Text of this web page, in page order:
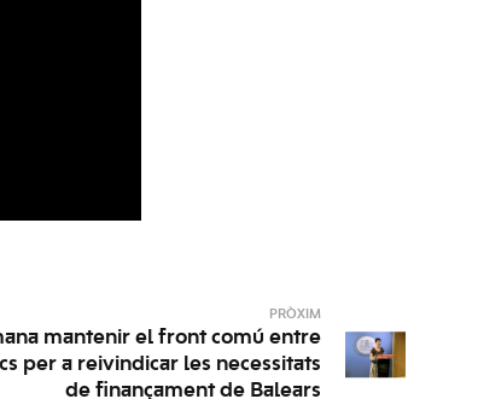
PRÒXIM
mantenir el front comú entre
per a reivindicar les necessitats
de finançament de Balears